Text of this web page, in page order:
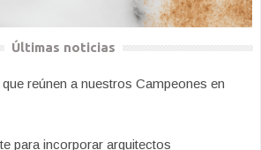
Últimas noticias
reúnen a nuestros Campeones en
para incorporar arquitectos